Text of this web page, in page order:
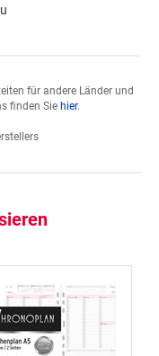
für andere Länder und
finden Sie hier.